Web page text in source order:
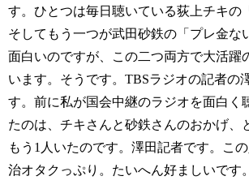
す。ひとつは毎日聴いている荻上チキの
そしてもう一つが武田砂鉄の「プレ金な
面白いのですが、この二つ両方で大活躍
います。そうです。TBSラジオの記者の
す。前に私が国会中継のラジオを面白く
たのは、チキさんと砂鉄さんのおかげ、
もう1人いたのです。澤田記者です。こ
治オタクっぷり。たいへん好ましいです。